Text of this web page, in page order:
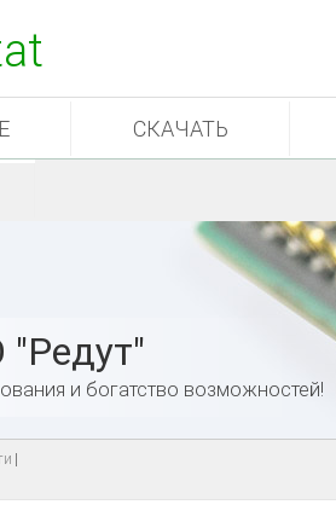
СКАЧАТЬ
и богатство возможностей!
|